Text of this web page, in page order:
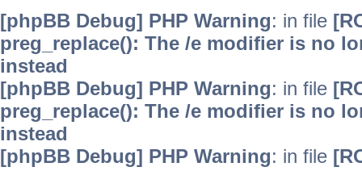
[phpBB Debug] PHP Warning: in file
preg_replace(): The /e modifier is no
instead
[phpBB Debug] PHP Warning: in file
preg_replace(): The /e modifier is no
instead
[phpBB Debug] PHP Warning: in file